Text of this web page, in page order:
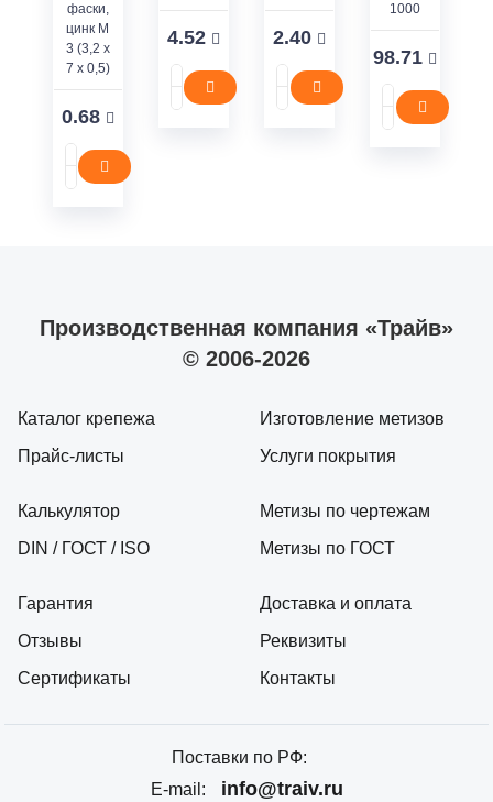
фаски,
цинк M
3 (3,2 x
7 x 0,5)
0.68
4.52 2.40
1000
98.71
Производственная компания «Трайв»
© 2006-2026
Каталог крепежа
Прайс-листы
Калькулятор
DIN / ГОСТ / ISO
Гарантия
Отзывы
Сертификаты
Изготовление метизов
Услуги покрытия
Метизы по чертежам
Метизы по ГОСТ
Доставка и оплата
Реквизиты
Контакты
Поставки по РФ:
E-mail:
info@traiv.ru